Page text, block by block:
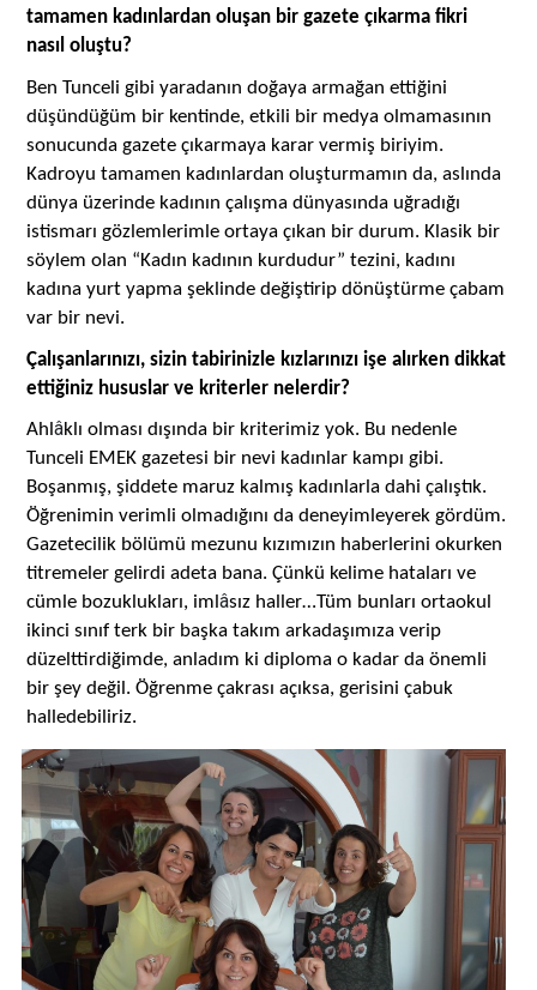
tamamen kadınlardan oluşan bir gazete çıkarma fikri
nasıl oluştu?
Ben Tunceli gibi yaradanın doğaya armağan ettiğini
düşündüğüm bir kentinde, etkili bir medya olmamasının
sonucunda gazete çıkarmaya karar vermiş biriyim.
Kadroyu tamamen kadınlardan oluşturmamın da, aslında
dünya üzerinde kadının çalışma dünyasında uğradığı
istismarı gözlemlerimle ortaya çıkan bir durum. Klasik bir
söylem olan “Kadın kadının kurdudur” tezini, kadını
kadına yurt yapma şeklinde değiştirip dönüştürme çabam
var bir nevi.
Çalışanlarınızı, sizin tabirinizle kızlarınızı işe alırken dikkat
ettiğiniz hususlar ve kriterler nelerdir?
Ahlâklı olması dışında bir kriterimiz yok. Bu nedenle
Tunceli EMEK gazetesi bir nevi kadınlar kampı gibi.
Boşanmış, şiddete maruz kalmış kadınlarla dahi çalıştık.
Öğrenimin verimli olmadığını da deneyimleyerek gördüm.
Gazetecilik bölümü mezunu kızımızın haberlerini okurken
titremeler gelirdi adeta bana. Çünkü kelime hataları ve
cümle bozuklukları, imlâsız haller…Tüm bunları ortaokul
ikinci sınıf terk bir başka takım arkadaşımıza verip
düzelttirdiğimde, anladım ki diploma o kadar da önemli
bir şey değil. Öğrenme çakrası açıksa, gerisini çabuk
halledebiliriz.